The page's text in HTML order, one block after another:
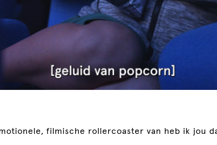
filmische rollercoaster van heb ik jou